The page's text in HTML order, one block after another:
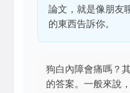
論文，就是像朋友
的東西告訴你。
狗白內障會痛嗎？
的答案。一般來說